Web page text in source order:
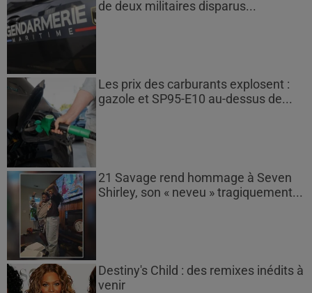
de deux militaires disparus...
Les prix des carburants explosent :
gazole et SP95-E10 au-dessus de...
21 Savage rend hommage à Seven
Shirley, son « neveu » tragiquement...
Destiny's Child : des remixes inédits à
venir